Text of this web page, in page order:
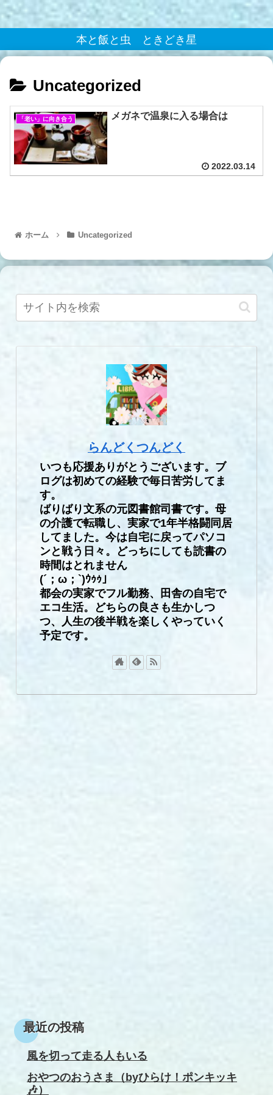
本と飯と虫 ときどき星
Uncategorized
「老い」に向き合う メガネで温泉に入る場合は
2022.03.14
ホーム Uncategorized
らんどくつんどく
いつも応援ありがとうございます。ブ
ログは初めての経験で毎日苦労してま
す。
ばりばり文系の元図書館司書です。母
の介護で転職し、実家で1年半格闘同居
してました。今は自宅に戻ってパソコ
ンと戦う日々。どっちにしても読書の
時間はとれません
(´；ω；`)ｳｩｩ」
都会の実家でフル勤務、田舎の自宅で
エコ生活。どちらの良さも生かしつ
つ、人生の後半戦を楽しくやっていく
予定です。
最近の投稿
風を切って走る人もいる
おやつのおうさま（byひらけ！ポンキッキ
🎶）